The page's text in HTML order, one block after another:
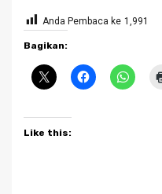
Anda Pembaca ke 1,991
Bagikan:
Like this: